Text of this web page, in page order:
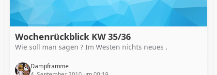
Wochenrückblick KW 35/36
Wie soll man sagen ? Im Westen nichts neues .
Dampframme